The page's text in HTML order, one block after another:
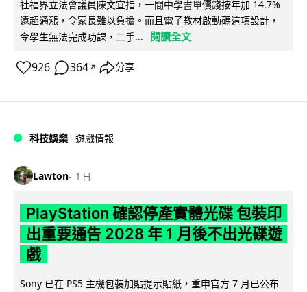
社福界立法會議員陳文宜指，一間中學書單價錢按年加 14.7%
遠超通漲，令家長難以負擔。而且電子教材啟動碼這項設計，
令學生無法完成功課，二手...
閱讀全文
926 364 ↗ 分享
科技娛樂 遊戲情報
Lawton 1 日
PlayStation 確認停產實體光碟 包裝印
出重要通告 2028 年 1 月後不出光碟遊
戲
Sony 已在 PS5 主機包裝加貼提示貼紙，重申官方 7 月已公布